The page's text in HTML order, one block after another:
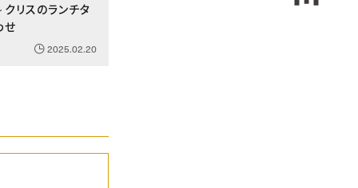
リスのランチタ
せ
2025.02.20